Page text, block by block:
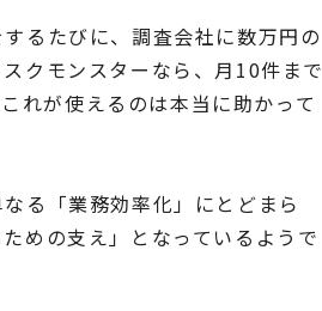
るたびに、調査会社に数万円の
クモンスターなら、月10件まで
れが使えるのは本当に助かって
る「業務効率化」にとどまら
めの支え」となっているようで